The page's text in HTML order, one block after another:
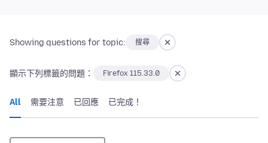
Showing questions for topic: 搜尋
顯示下列標籤的問題： Firefox 115.33.0
All 需要注意 已回應 已完成！